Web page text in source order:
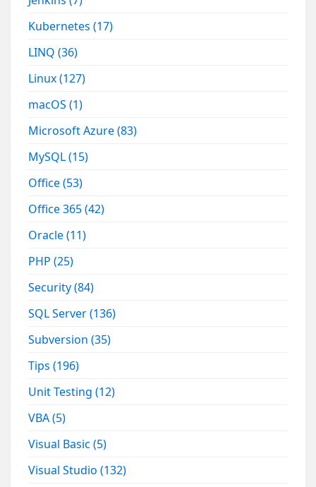
Kubernetes(17)
LINQ(36)
Linux(127)
macOS(1)
Microsoft Azure(83)
MySQL(15)
Office(53)
Office 365(42)
Oracle(11)
PHP(25)
Security(84)
SQL Server(136)
Subversion(35)
Tips(196)
Unit Testing(12)
VBA(5)
Visual Basic(5)
Visual Studio(132)